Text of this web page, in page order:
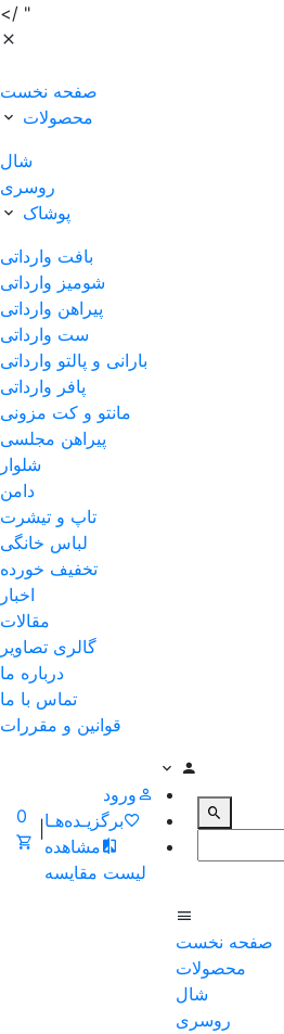
" />
صفحه نخست
محصولات
شال
روسری
پوشاک
بافت وارداتی
شومیز وارداتی
پیراهن وارداتی
ست وارداتی
بارانی و پالتو وارداتی
پافر وارداتی
مانتو و کت مزونی
پیراهن مجلسی
شلوار
دامن
تاپ و تیشرت
لباس خانگی
تخفیف خورده
اخبار
مقالات
گالری تصاویر
درباره ما
تماس با ما
قوانین و مقررات
ورود
برگزیـده‌هـا
مشاهده
لیست مقایسه
0
صفحه نخست
محصولات
شال
روسری